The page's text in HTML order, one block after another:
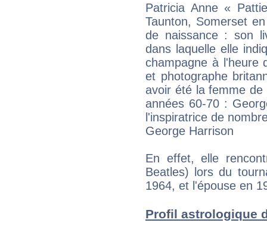
Patricia Anne «
Taunton, Somerset
de naissance : son
dans laquelle elle
champagne à l'heure
et photographe
avoir été la femme
années 60-70 :
l'inspiratrice de
George Harrison
En effet, elle
Beatles) lors du
1964, et l'épouse en
Profil astrologique